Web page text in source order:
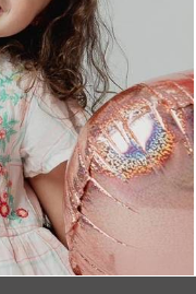
1